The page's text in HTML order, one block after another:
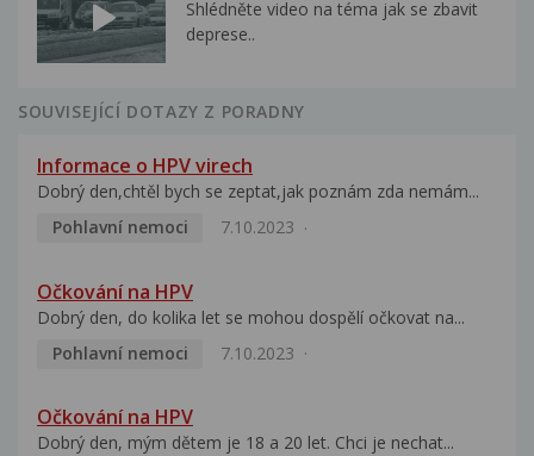
Shlédněte video na téma jak se zbavit
deprese..
SOUVISEJÍCÍ DOTAZY Z PORADNY
Informace o HPV virech
Dobrý den,chtěl bych se zeptat,jak poznám zda nemám...
Pohlavní nemoci
7.10.2023
Očkování na HPV
Dobrý den, do kolika let se mohou dospělí očkovat na...
Pohlavní nemoci
7.10.2023
Očkování na HPV
Dobrý den, mým dětem je 18 a 20 let. Chci je nechat...